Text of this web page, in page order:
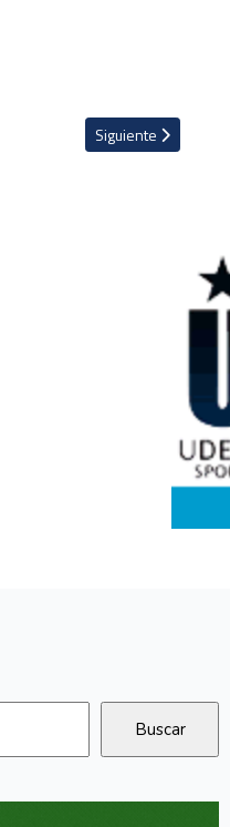
señala a la Agencia Mundial
Artículo siguiente:
Siguiente